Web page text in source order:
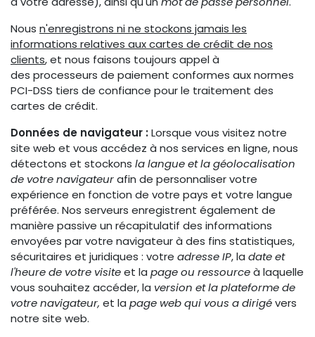
Nous n'enregistrons ni ne stockons jamais les
informations relatives aux cartes de crédit de nos
clients, et nous faisons toujours appel à
des processeurs de paiement conformes aux normes
PCI-DSS tiers de confiance pour le traitement des
cartes de crédit.
Données de navigateur :Lorsque vous visitez notre
site web et vous accédez à nos services en ligne, nous
détectons et stockons la langue et la géolocalisation
de votre navigateurafin de personnaliser votre
expérience en fonction de votre pays et votre langue
préférée. Nos serveurs enregistrent également de
manière passive un récapitulatif des informations
envoyées par votre navigateur à des fins statistiques,
sécuritaires et juridiques : votre adresse IP, la date et
l'heure de votre visiteet la page ou ressourceà laquelle
vous souhaitez accéder, la version et la plateforme de
votre navigateur, et la page web qui vous a dirigévers
notre site web.